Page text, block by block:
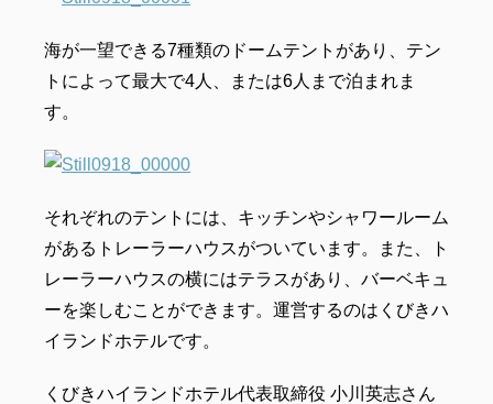
海が一望できる7種類のドームテントがあり、テン
トによって最大で4人、または6人まで泊まれま
す。
それぞれのテントには、キッチンやシャワールーム
があるトレーラーハウスがついています。また、ト
レーラーハウスの横にはテラスがあり、バーベキュ
ーを楽しむことができます。運営するのはくびきハ
イランドホテルです。
くびきハイランドホテル代表取締役 小川英志さん